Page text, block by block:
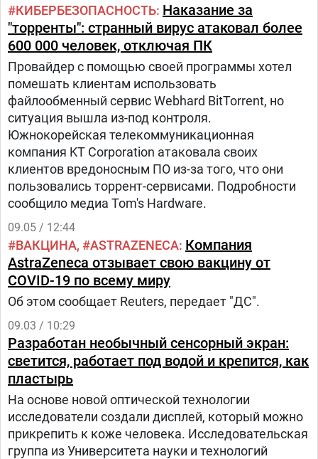
КИБЕРБЕЗОПАСНОСТЬ Наказание за
"торренты": странный вирус атаковал более
600 000 человек, отключая ПК
Провайдер с помощью своей программы хотел
помешать клиентам использовать
файлообменный сервис Webhard BitTorrent, но
ситуация вышла из-под контроля.
Южнокорейская телекоммуникационная
компания KT Corporation атаковала своих
клиентов вредоносным ПО из-за того, что они
пользовались торрент-сервисами. Подробности
сообщило медиа Tom's Hardware.
09.05 / 12:44
ВАКЦИНА ASTRAZENECA Компания
AstraZeneca отзывает свою вакцину от
COVID-19 по всему миру
Об этом сообщает Reuters, передает "ДС".
09.03 / 10:29
Разработан необычный сенсорный экран:
светится, работает под водой и крепится, как
пластырь
На основе новой оптической технологии
исследователи создали дисплей, который можно
прикрепить к коже человека. Исследовательская
группа из Университета науки и технологий